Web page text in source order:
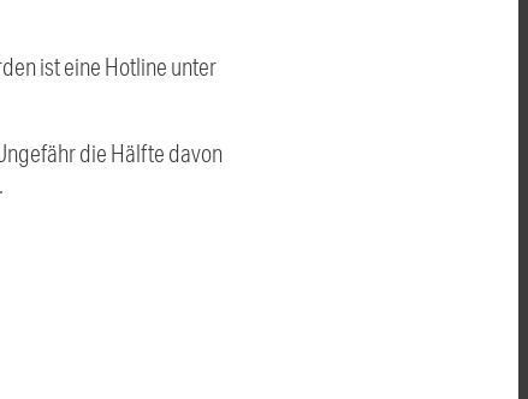
ist eine Hotline unter
die Hälfte davon